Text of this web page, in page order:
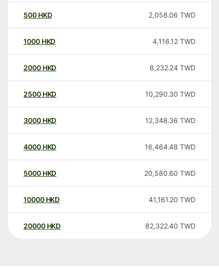
500 HKD 2,058.06 TWD
1000 HKD 4,116.12 TWD
2000 HKD 8,232.24 TWD
2500 HKD 10,290.30 TWD
3000 HKD 12,348.36 TWD
4000 HKD 16,464.48 TWD
5000 HKD 20,580.60 TWD
10000 HKD 41,161.20 TWD
20000 HKD 82,322.40 TWD